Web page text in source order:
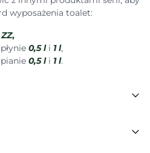
wyposażenia toalet:
,
0,5 li 1 l,
0,5 li 1 l.